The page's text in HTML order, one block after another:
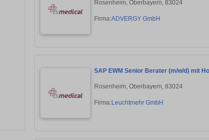
Rosenheim, Oberbayern, 83024
Firma:ADVERGY GmbH
SAP EWM Senior Berater (m/w/d) mit
Rosenheim, Oberbayern, 83024
Firma:Leuchtmehr GmbH